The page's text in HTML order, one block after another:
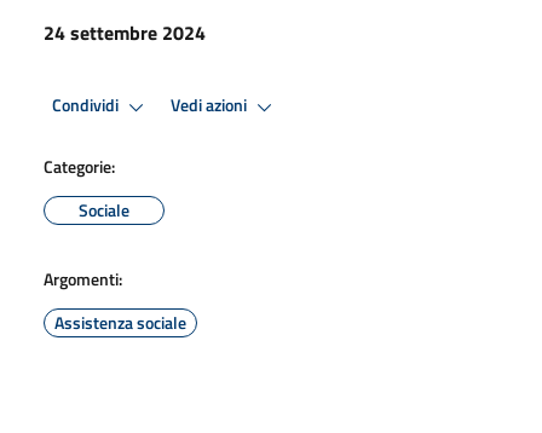
24 settembre 2024
Condividi Vedi azioni
Categorie:
Sociale
Argomenti:
Assistenza sociale